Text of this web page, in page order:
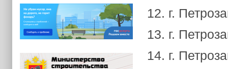
12. г.
13. г.
14. г.